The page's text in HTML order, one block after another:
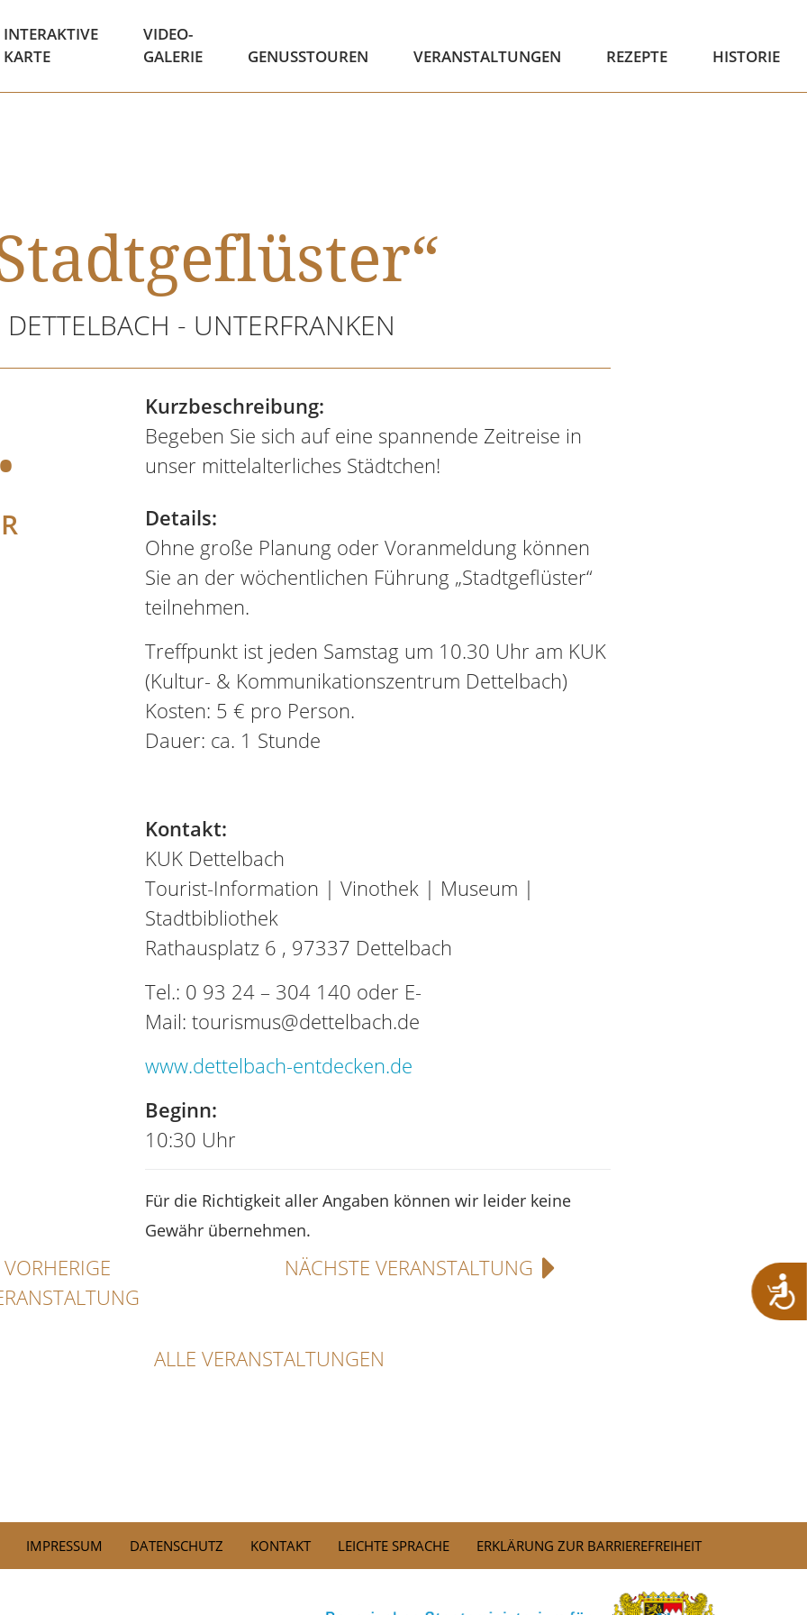
INTERAKTIVE
KARTE
VIDEO-
GALERIE
GENUSSTOUREN VERANSTALTUNGEN REZEPTE HISTORIE
DETTELBACH - UNTERFRANKEN
Kurzbeschreibung:
Begeben Sie sich auf eine spannende Zeitreise in
unser mittelalterliches Städtchen!
Details:
Ohne große Planung oder Voranmeldung können
Sie an der wöchentlichen Führung „Stadtgeflüster“
teilnehmen.
Treffpunkt ist jeden Samstag um 10.30 Uhr am KUK
(Kultur- & Kommunikationszentrum Dettelbach)
Kosten: 5 € pro Person.
Dauer: ca. 1 Stunde
Kontakt:
KUK Dettelbach
Tourist-Information | Vinothek | Museum |
Stadtbibliothek
Rathausplatz 6 , 97337 Dettelbach
Tel.: 0 93 24 – 304 140 oder E-
Mail: tourismus@dettelbach.de
www.dettelbach-entdecken.de
Beginn:
10:30 Uhr
Für die Richtigkeit aller Angaben können wir leider keine
Gewähr übernehmen.
VORHERIGE
NÄCHSTE VERANSTALTUNG
ALLE VERANSTALTUNGEN
IMPRESSUM DATENSCHUTZ KONTAKT LEICHTE SPRACHE ERKLÄRUNG ZUR BARRIEREFREIHEIT